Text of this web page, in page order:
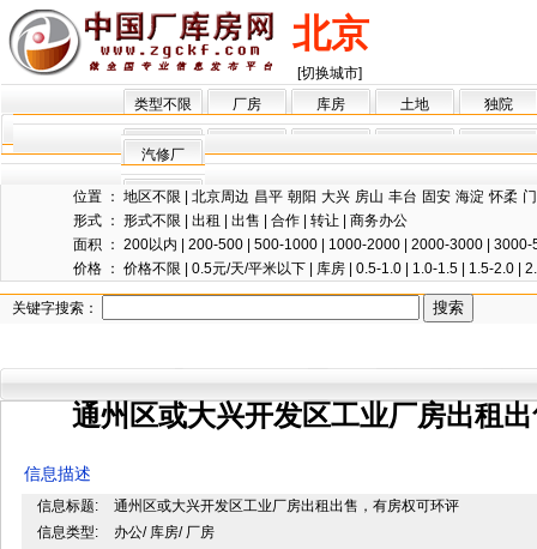
北京
[切换城市]
类型不限
厂房 库房 土地 独院
汽修厂
位置 ： 地区不限 北京周边 昌平 朝阳 大兴 房山 丰台 固安 海淀 怀柔
形式 ： 形式不限 出租 出售 合作 转让
商务办公
面积 ： 200以内 200-500 500-1000 1000-2000 2000-3000
3000-
价格 ： 价格不限 0.5元/天/平米以下 库房 0.5-1.0 1.0-1.5 1.5-2.0
关键字搜索：
通州区或大兴开发区工业厂房出租
信息描述
信息标题:
通州区或大兴开发区工业厂房出租出售，有房权可环评
信息类型:
办公/ 库房/ 厂房